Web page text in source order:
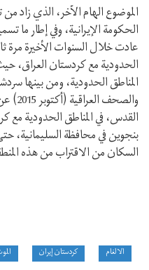
الموضوع الهام الآخر، الذي زاد
الحكومة الإيرانية، وفي إطار ما
عادت خلال السنوات الأخيرة مرة
الحدودية مع كردستان العراق،
المناطق الحدودية، ومن بينها
القدس، في المناطق الحدودية مع
بنجوين في محافظة
السكان من الاقتراب من هذه
الالغام كردستان إيران